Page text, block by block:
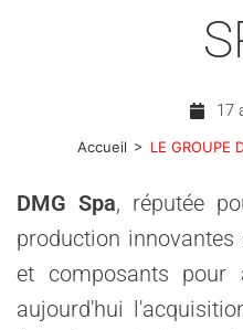
17
Accueil > LE GROUPE
DMG Spa, réputée
production
et composants pour
aujourd'hui